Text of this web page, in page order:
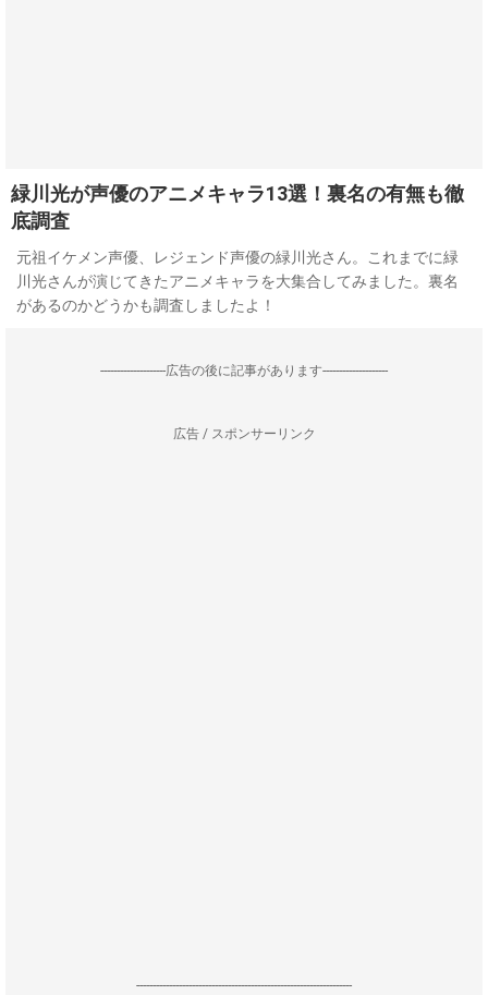
緑川光が声優のアニメキャラ13選！裏名の有無も徹
底調査
元祖イケメン声優、レジェンド声優の緑川光さん。これまでに緑
川光さんが演じてきたアニメキャラを大集合してみました。裏名
があるのかどうかも調査しましたよ！
--------------------広告の後に記事があります--------------------
広告 / スポンサーリンク
------------------------------------------------------------------